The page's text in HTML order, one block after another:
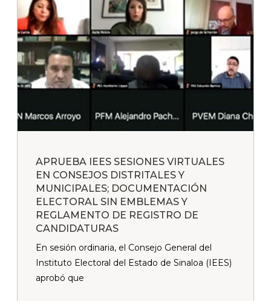
APRUEBA IEES SESIONES VIRTUALES
EN CONSEJOS DISTRITALES Y
MUNICIPALES; DOCUMENTACIÓN
ELECTORAL SIN EMBLEMAS Y
REGLAMENTO DE REGISTRO DE
CANDIDATURAS
En sesión ordinaria, el Consejo General del
Instituto Electoral del Estado de Sinaloa (IEES)
aprobó que